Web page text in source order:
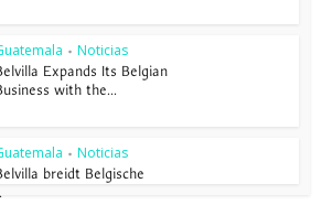
• Noticias
Expands Its Belgian
with the...
• Noticias
breidt Belgische